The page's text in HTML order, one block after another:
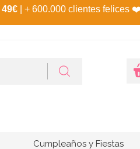
49€ | + 600.000 clientes felices ❤️
Cumpleaños y Fiestas